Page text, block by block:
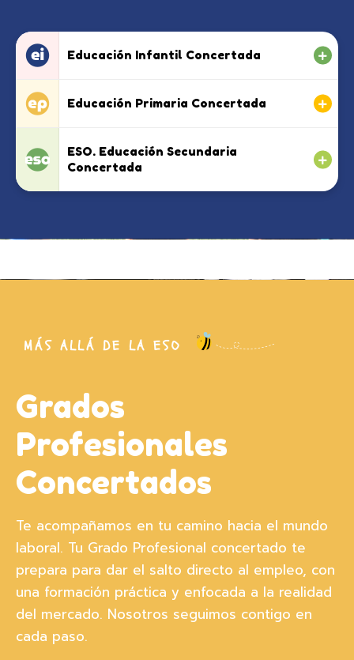
Educación Infantil Concertada
Educación Primaria Concertada
ESO. Educación Secundaria
Concertada
MÁS ALLÁ DE LA ESO
Grados
Profesionales
Concertados
Te acompañamos en tu camino hacia el mundo
laboral. Tu Grado Profesional concertado te
prepara para dar el salto directo al empleo, con
una formación práctica y enfocada a la realidad
del mercado. Nosotros seguimos contigo en
cada paso.